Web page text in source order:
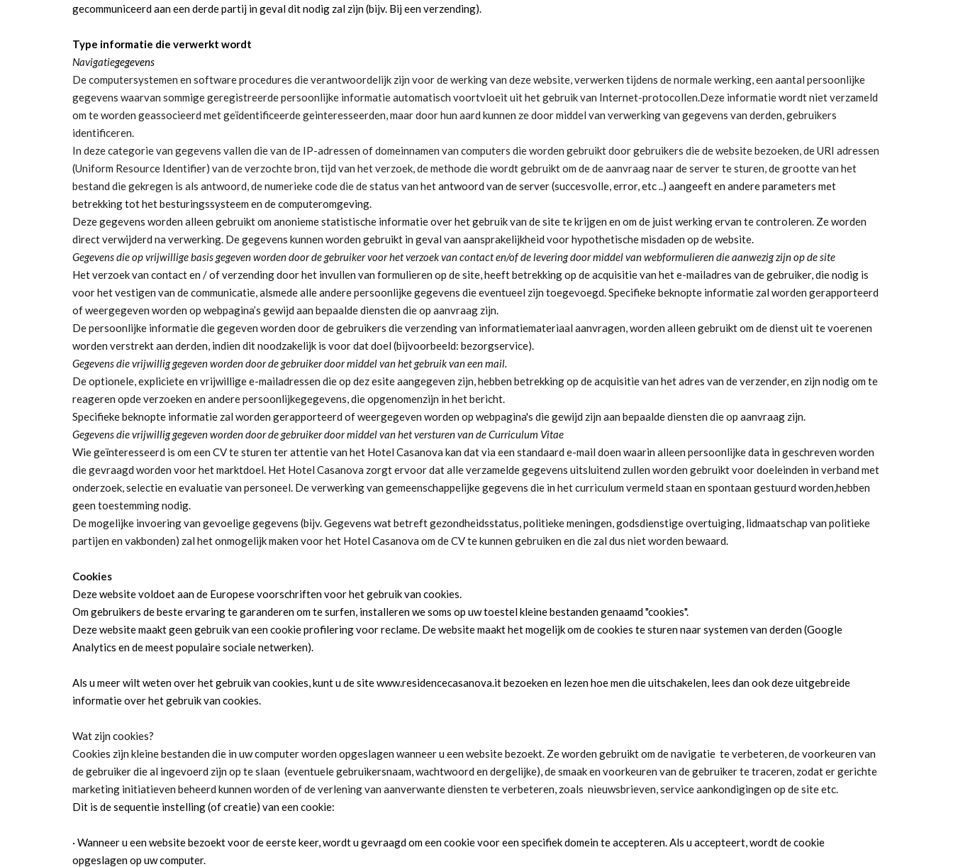
gecommuniceerd aan een derde partij in geval dit nodig zal zijn (bijv. Bij een verzending).
Type informatie die verwerkt wordt
Navigatiegegevens
De computersystemen en software procedures die verantwoordelijk zijn voor de werking van deze website, verwerken tijdens de normale werking, een aantal persoonlijke
gegevens waarvan sommige geregistreerde persoonlijke informatie automatisch voortvloeit uit het gebruik van Internet-protocollen.Deze informatie wordt niet verzameld
om te worden geassocieerd met geïdentificeerde geinteresseerden, maar door hun aard kunnen ze door middel van verwerking van gegevens van derden, gebruikers
identificeren.
In deze categorie van gegevens vallen die van de IP-adressen of domeinnamen van computers die worden gebruikt door gebruikers die de website bezoeken, de URI adressen
(Uniform Resource Identifier) ​​van de verzochte bron, tijd van het verzoek, de methode die wordt gebruikt om de de aanvraag naar de server te sturen, de grootte van het
bestand die gekregen is als antwoord, de numerieke code die de status van hetantwoord van de server (succesvolle, error, etc ..) aangeeft en andere parameters met
betrekking tot het besturingssysteem en de computeromgeving.
Deze gegevens worden alleen gebruikt om anonieme statistische informatie over het gebruik van de site te krijgen en om de juist werking ervan te controleren. Ze worden
direct verwijderd na verwerking. De gegevens kunnen worden gebruikt in geval van aansprakelijkheid voor hypothetische misdaden op de website.
Gegevens die op vrijwillige basis gegeven worden door de gebruiker voor het verzoek van contact en/of de levering door middel van webformulieren die aanwezig zijn op de site
Het verzoek van contact en / of verzending door het invullen van formulieren op de site, heeft betrekking op de acquisitie van het e-mailadres van de gebruiker, die nodig is
voor het vestigen van de communicatie, alsmede alle andere persoonlijke gegevens die eventueel zijn toegevoegd. Specifieke beknopte informatie zal worden gerapporteerd
of weergegeven worden op webpagina’s gewijd aan bepaalde diensten die op aanvraag zijn.
De persoonlijke informatie die gegeven worden door de gebruikers die verzending van informatiemateriaal aanvragen, worden alleen gebruikt om de dienst uit te voerenen
worden verstrekt aan derden, indien dit noodzakelijk is voor dat doel (bijvoorbeeld: bezorgservice).
Gegevens die vrijwillig gegeven worden door de gebruiker door middel van het gebruik van een mail.
De optionele, expliciete en vrijwillige e-mailadressen die op dez esite aangegeven zijn, hebben betrekking op de acquisitie van het adres van de verzender, en zijn nodig om te
reageren opde verzoeken en andere persoonlijkegegevens, die opgenomenzijn in het bericht.
Specifieke beknopte informatie zal worden gerapporteerd of weergegeven worden op webpagina's die gewijd zijn aan bepaalde diensten die op aanvraag zijn.
Gegevens die vrijwillig gegeven worden door de gebruiker door middel van het versturen van de Curriculum Vitae
Wie geïnteresseerd is om een CV te sturen ter attentie van het Hotel Casanova kan dat via een standaard e-mail doen waarin alleen persoonlijke data in geschreven worden
die gevraagd worden voor het marktdoel. Het Hotel Casanova zorgt ervoor dat alle verzamelde gegevens uitsluitend zullen worden gebruikt voor doeleinden in verband met
onderzoek, selectie en evaluatie van personeel. De verwerking van gemeenschappelijke gegevens die in het curriculum vermeld staan en spontaan gestuurd worden,hebben
geen toestemming nodig.
De mogelijke invoering van gevoelige gegevens (bijv. Gegevens wat betreft gezondheidsstatus, politieke meningen, godsdienstige overtuiging, lidmaatschap van politieke
partijen en vakbonden) zal het onmogelijk maken voor het Hotel Casanova om de CV te kunnen gebruiken en die zal dus niet worden bewaard.
Cookies
Deze website voldoet aan de Europese voorschriften voor het gebruik van cookies.
Om gebruikers de beste ervaring te garanderen om te surfen, installeren we soms op uw toestel kleine bestanden genaamd "cookies".
Deze website maakt geen gebruik van een cookie profilering voor reclame. De website maakt het mogelijk om de cookies te sturen naar systemen van derden (Google
Analytics en de meest populaire sociale netwerken).
Als u meer wilt weten over het gebruik van cookies, kunt u de site www.residencecasanova.it bezoeken en lezen hoe men die uitschakelen, lees dan ook deze uitgebreide
informatie over het gebruik van cookies.
Wat zijn cookies?
Cookies zijn kleine bestanden die in uw computer worden opgeslagen wanneer u een website bezoekt. Ze worden gebruikt om de navigatie te verbeteren, de voorkeuren van
de gebruiker die al ingevoerd zijn op te slaan (eventuele gebruikersnaam, wachtwoord en dergelijke), de smaak en voorkeuren van de gebruiker te traceren, zodat er gerichte
marketing initiatieven beheerd kunnen worden of de verlening van aanverwante diensten te verbeteren, zoals nieuwsbrieven, service aankondigingen op de site etc.
Dit is de sequentie instelling (of creatie) van een cookie:
· Wanneer u een website bezoekt voor de eerste keer, wordt u gevraagd om een ​​cookie voor een specifiek domein te accepteren. Als u accepteert, wordt de cookie
opgeslagen op uw computer.